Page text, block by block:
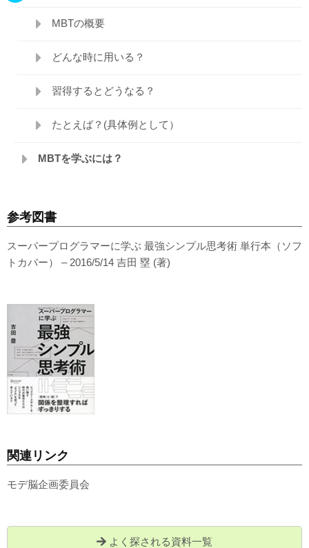
MBTの概要
どんな時に用いる？
習得するとどうなる？
たとえば？(具体例として）
MBTを学ぶには？
参考図書
スーパープログラマーに学ぶ 最強シンプル思考術 単行本（ソフ
トカバー） – 2016/5/14 吉田 塁 (著)
関連リンク
モデ脳企画委員会
よく探される資料一覧